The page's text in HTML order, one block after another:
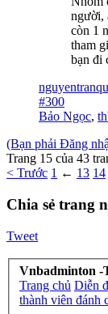
người,
còn 1
tham
bạn đi
#300
Bảo Ngọc,
(Bạn phải Đăng
Trang 15 của 43
< Trước 1 ← 13 14
Chia sẻ trang
Tweet
Vnbadminton -
Trang chủ Diễn
thành viên đánh